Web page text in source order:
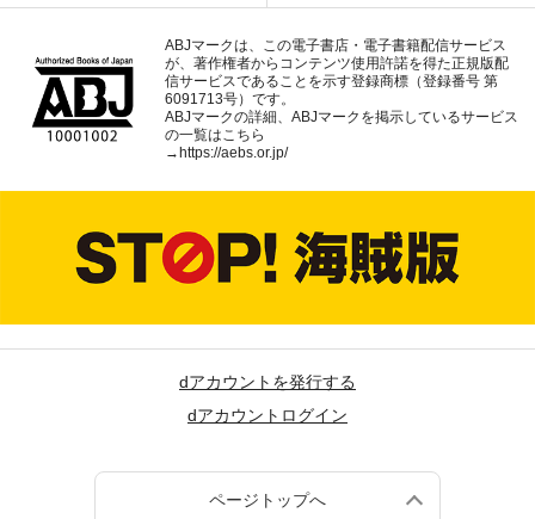
ABJマークは、この電子書店・電子書籍配信サービス
が、著作権者からコンテンツ使用許諾を得た正規版配
信サービスであることを示す登録商標（登録番号 第
6091713号）です。
ABJマークの詳細、ABJマークを掲示しているサービス
の一覧はこちら
→ https://aebs.or.jp/
dアカウントを発行する
dアカウントログイン
ページトップへ